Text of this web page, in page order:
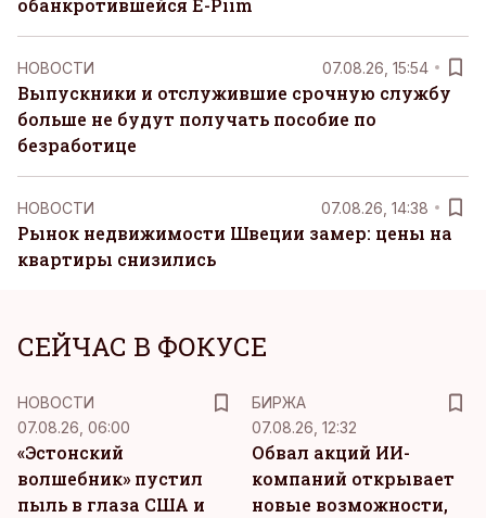
обанкротившейся E-Piim
НОВОСТИ 07.08.26, 15:54
Выпускники и отслужившие срочную службу
больше не будут получать пособие по
безработице
НОВОСТИ 07.08.26, 14:38
Рынок недвижимости Швеции замер: цены на
квартиры снизились
СЕЙЧАС В ФОКУСЕ
НОВОСТИ
07.08.26, 06:00
«Эстонский
волшебник» пустил
пыль в глаза США и
БИРЖА
07.08.26, 12:32
Обвал акций ИИ-
компаний открывает
новые возможности,